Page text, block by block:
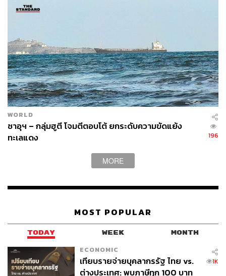
WORLD
ซาอุฯ – กลุ่มฮูตี โจมตีตอบโต้ ยกระดับความขัดแย้ง
ทะเลแดง
196
MORE
MOST POPULAR
TODAY WEEK MONTH
ECONOMIC
เทียบรายจ่ายบุคลากรรัฐ ไทย vs.
ต่างประเทศ: พบภาษีทุก 100 บาท
1K